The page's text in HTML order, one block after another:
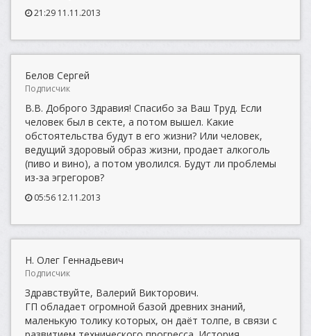
21:29 11.11.2013
Белов Сергей
Подписчик
В.В. Доброго Здравия! Спасибо за Ваш Труд. Если
человек был в секте, а потом вышел. Какие
обстоятельства будут в его жизни? Или человек,
ведущий здоровый образ жизни, продает алкоголь
(пиво и вино), а потом уволился. Будут ли проблемы
из-за эгрегоров?
05:56 12.11.2013
Н. Олег Геннадьевич
Подписчик
Здравствуйте, Валерий Викторович.
ГП обладает огромной базой древних знаний,
маленькую толику которых, он даёт толпе, в связи с